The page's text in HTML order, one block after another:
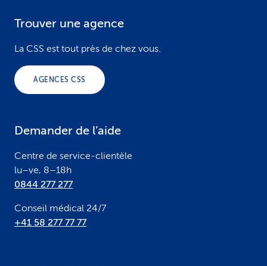
Trouver une agence
La CSS est tout près de chez vous.
AGENCES CSS
Demander de l’aide
Centre de service-clientèle
lu–ve, 8–18h
0844 277 277
Conseil médical 24/7
+41 58 277 77 77